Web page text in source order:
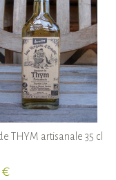
THYM artisanale 35 cl